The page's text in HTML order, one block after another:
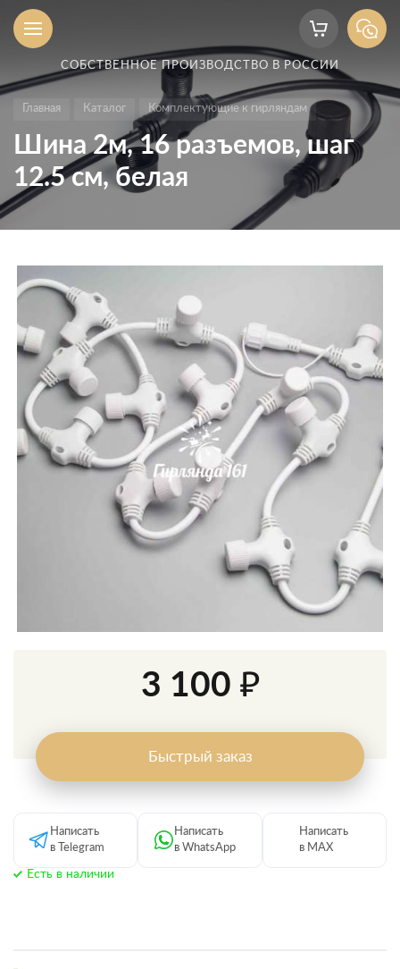
СОБСТВЕННОЕ ПРОИЗВОДСТВО В РОССИИ
Главная Каталог Комплектующие к гирляндам
Шина 2м, 16 разъемов, шаг
12.5 см, белая
Есть в наличии
3 100 ₽
Быстрый заказ
Написать
в Telegram
Написать
в WhatsApp
Написать
в MAX